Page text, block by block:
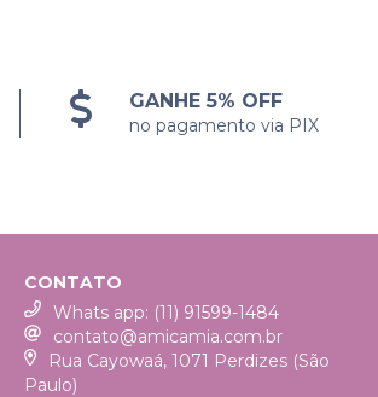
GANHE 5% OFF
no pagamento via PIX
CONTATO
Whats app: (11) 91599-1484
contato@amicamia.com.br
Rua Cayowaá, 1071 Perdizes (São
Paulo)